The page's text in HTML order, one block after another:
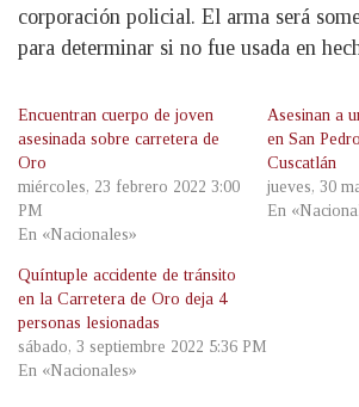
corporación policial. El arma será
para determinar si no fue usada en
Encuentran cuerpo de joven
asesinada sobre carretera de
Oro
miércoles, 23 febrero 2022 3:00
PM
En «Nacionales»
Asesinan a
en San
Cuscatlán
jueves, 30
En
Quíntuple accidente de tránsito
en la Carretera de Oro deja 4
personas lesionadas
sábado, 3 septiembre 2022 5:36 PM
En «Nacionales»